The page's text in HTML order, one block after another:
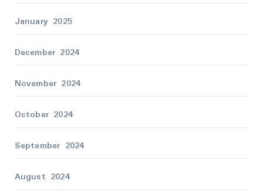
January 2025
December 2024
November 2024
October 2024
September 2024
August 2024